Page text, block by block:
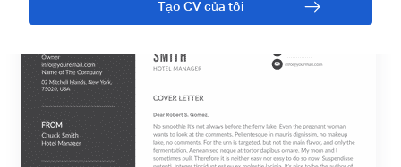
Tạo CV của tôi